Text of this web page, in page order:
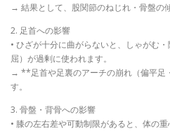
→ 結果として、股関節のねじれ・骨盤の
2. 足首への影響
• ひざが十分に曲がらないと、しゃがむ
屈）が過剰に使われます。
→ **足首や足裏のアーチの崩れ（偏平足
す。
3. 骨盤・背骨への影響
• 膝の左右差や可動制限があると、体の